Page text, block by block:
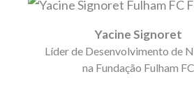
Yacine Signoret
Líder de Desenvolvimento de
na Fundação Fulham FC